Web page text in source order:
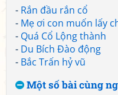
- Rắn đầu rắn cổ
- Mẹ ơi con muốn lấy
- Quá Cổ Lộng thành
- Du Bích Đào động
- Bắc Trấn hỷ vũ
Một số bài cùng